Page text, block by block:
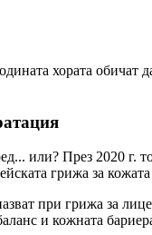
хората обичат
или? През 2020 г.
грижа за
при грижа за
и кожната